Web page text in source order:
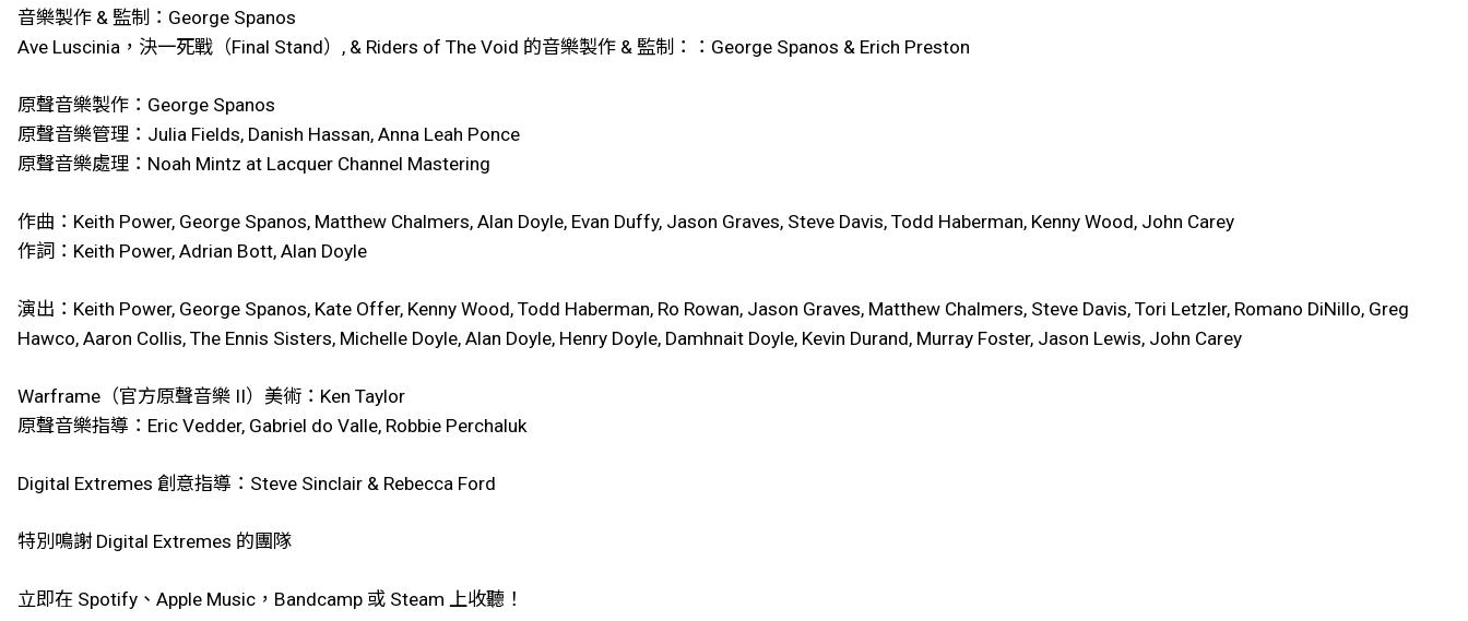
音樂製作 & 監制：George Spanos
Ave Luscinia，決一死戰（Final Stand）, & Riders of The Void 的音樂製作 & 監制：：George Spanos & Erich Preston
原聲音樂製作：George Spanos
原聲音樂管理：Julia Fields, Danish Hassan, Anna Leah Ponce
原聲音樂處理：Noah Mintz at Lacquer Channel Mastering
作曲：Keith Power, George Spanos, Matthew Chalmers, Alan Doyle, Evan Duffy, Jason Graves, Steve Davis, Todd Haberman, Kenny Wood, John Carey
作詞：Keith Power, Adrian Bott, Alan Doyle
演出：Keith Power, George Spanos, Kate Offer, Kenny Wood, Todd Haberman, Ro Rowan, Jason Graves, Matthew Chalmers, Steve Davis, Tori Letzler, Romano DiNillo, Greg
Hawco, Aaron Collis, The Ennis Sisters, Michelle Doyle, Alan Doyle, Henry Doyle, Damhnait Doyle, Kevin Durand, Murray Foster, Jason Lewis, John Carey
Warframe（官方原聲音樂 II）美術：Ken Taylor
原聲音樂指導：Eric Vedder, Gabriel do Valle, Robbie Perchaluk
Digital Extremes 創意指導：Steve Sinclair & Rebecca Ford
特別鳴謝 Digital Extremes 的團隊
立即在 Spotify、Apple Music，Bandcamp 或 Steam 上收聽！